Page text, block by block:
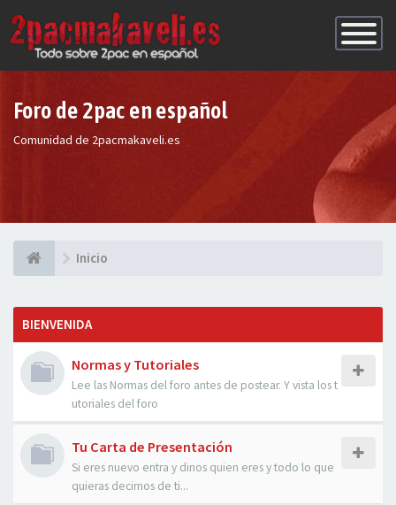
de
Foro de 2pac en español
Comunidad de 2pacmakaveli.es
Inicio
BIENVENIDA
Normas y Tutoriales
Lee las Normas del foro antes de postear. Y vista los t
utoriales del foro
Tu Carta de Presentación
Si eres nuevo entra y dinos quien eres y todo lo que
quieras decirnos de ti...